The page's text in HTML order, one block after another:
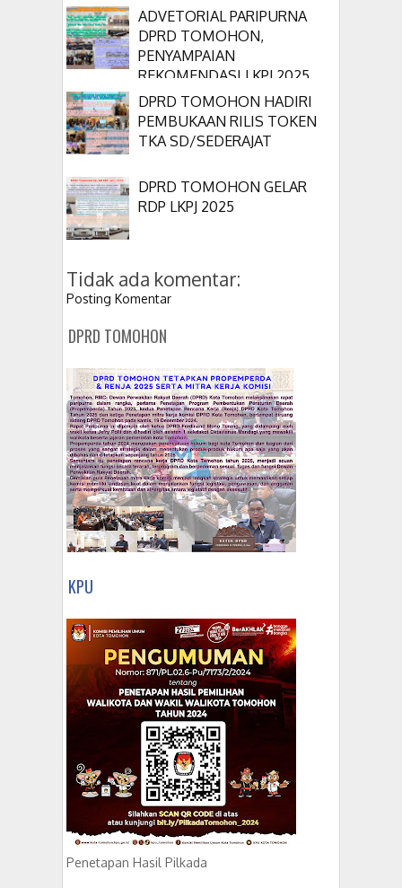
ADVETORIAL PARIPURNA
DPRD TOMOHON,
PENYAMPAIAN
REKOMENDASI LKPJ 2025
DPRD TOMOHON HADIRI
PEMBUKAAN RILIS TOKEN
TKA SD/SEDERAJAT
DPRD TOMOHON GELAR
RDP LKPJ 2025
Tidak ada komentar:
Posting Komentar
DPRD TOMOHON
KPU
Penetapan Hasil Pilkada